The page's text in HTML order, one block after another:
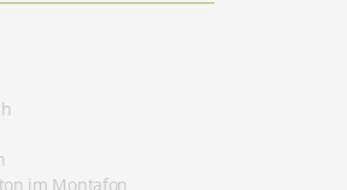
im Montafon